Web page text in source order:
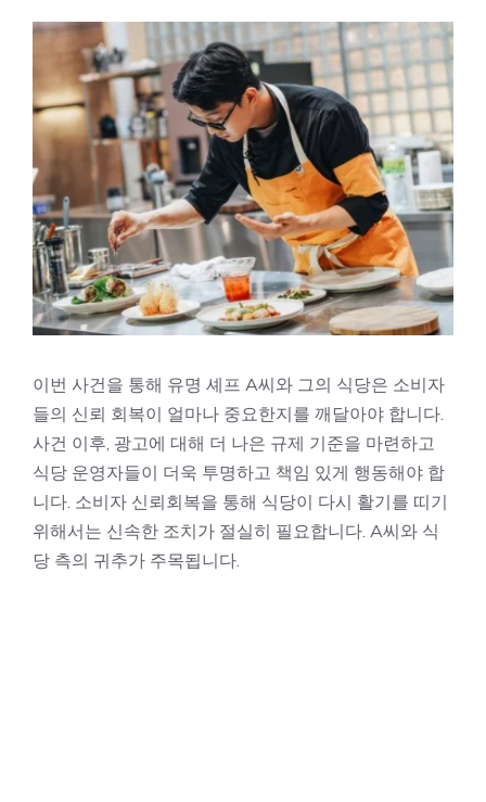
이번 사건을 통해 유명 셰프 A씨와 그의 식당은 소비자
들의 신뢰 회복이 얼마나 중요한지를 깨달아야 합니다.
사건 이후, 광고에 대해 더 나은 규제 기준을 마련하고
식당 운영자들이 더욱 투명하고 책임 있게 행동해야 합
니다. 소비자 신뢰회복을 통해 식당이 다시 활기를 띠기
위해서는 신속한 조치가 절실히 필요합니다. A씨와 식
당 측의 귀추가 주목됩니다.